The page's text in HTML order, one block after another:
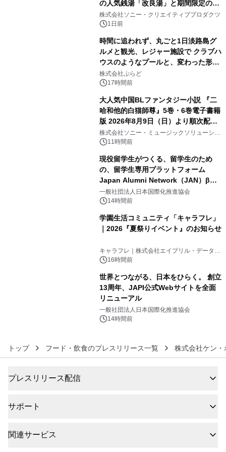
の人気銭湯「改良湯」と期間限定のコ
ラボレーション サウナイキタイコラ
ボグッズも発売決定！
株式会社ソニー・クリエイティブプロダクツ
1日前
時間に追われず、丸ごと1日淡路島グ
ルメと観光、レジャー施設で クラブハ
ウスのようなプールと、変わった形の
サウナも 「THE BOXY AWAJI」のお
得な素泊まり連泊プランで
株式会社ぷらど
17時間前
大人気中国BLファンタジー小説 『二
哈和他的白猫師尊』5巻・6巻電子書籍
版 2026年8月9日（日）より順次配信
開始
株式会社ソニー・ミュージックソリューショ
ンズ11時間前
現役留学生がつくる、留学生のため
の、留学生専用プラットフォーム
Japan Alumni Network（JAN）β版
をリリース
一般社団法人日本国際化推進協会
14時間前
学園生活コミュニティ「キャラフレ」
｜2026『夏祭りイベント』のお知らせ
キャラフレ｜株式会社エイプリル・データ・
デザインズ
16時間前
世界とつながる、日本をひらく。 創立
13周年、JAPI公式Webサイトを全面
リニューアル
一般社団法人日本国際化推進協会
14時間前
トップ フード・飲食のプレスリリース一覧 株式会社ケン
プレスリリース配信
サポート
関連サービス